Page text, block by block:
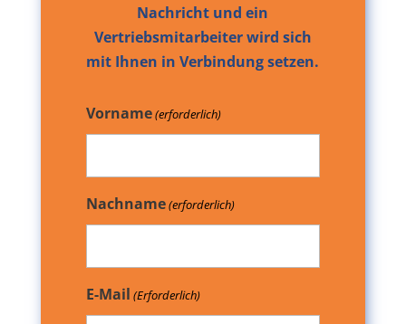
Nachricht und ein
Vertriebsmitarbeiter wird sich
mit Ihnen in Verbindung setzen.
Vorname(erforderlich)
Nachname(erforderlich)
E-Mail (Erforderlich)